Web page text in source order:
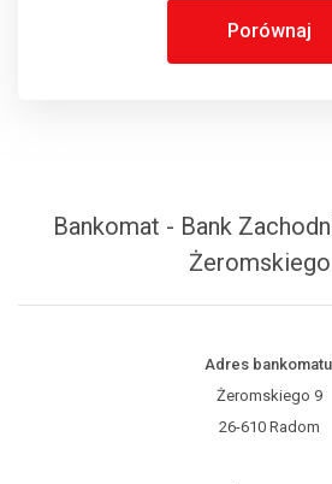
Porównaj
Bankomat - Bank
Adres
Żeromskiego 9
26-610 Radom